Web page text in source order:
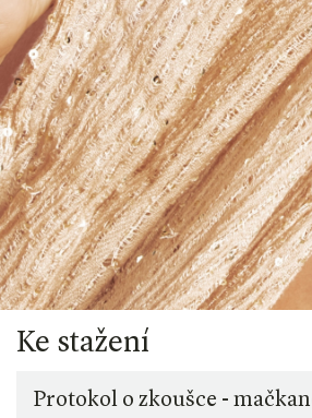
Ke stažení
Protokol o zkoušce -